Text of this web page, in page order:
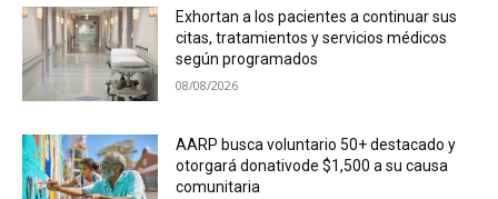
Exhortan a los pacientes a continuar sus
citas, tratamientos y servicios médicos
según programados
08/08/2026
AARP busca voluntario 50+ destacado y
otorgará donativode $1,500 a su causa
comunitaria